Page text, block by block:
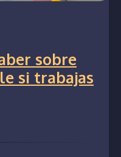
sobre
si trabajas